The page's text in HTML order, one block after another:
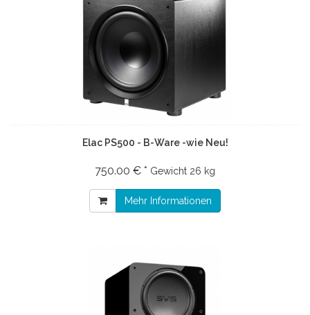
Elac PS500 - B-Ware -wie Neu!
750.00 € * Gewicht 26 kg
Mehr Informationen